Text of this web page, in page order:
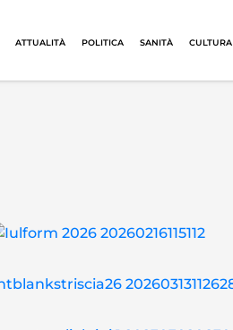
ATTUALITÀ POLITICA SANITÀ CULTURA